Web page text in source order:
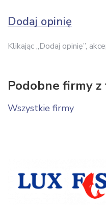
Dodaj opinię
Klikając „Dodaj opinię”,
Podobne firmy
Wszystkie firmy